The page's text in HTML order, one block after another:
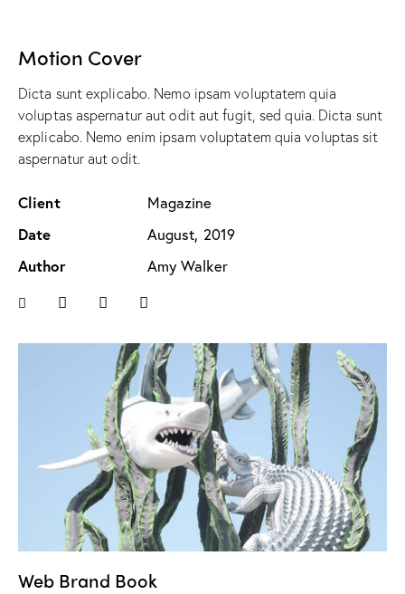
Motion Cover
Dicta sunt explicabo. Nemo ipsam voluptatem quia
voluptas aspernatur aut odit aut fugit, sed quia. Dicta sunt
explicabo. Nemo enim ipsam voluptatem quia voluptas sit
aspernatur aut odit.
Client
Magazine
Date
August, 2019
Author
Amy Walker
Web Brand Book